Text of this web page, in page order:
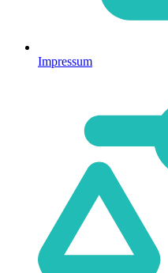
Impressum